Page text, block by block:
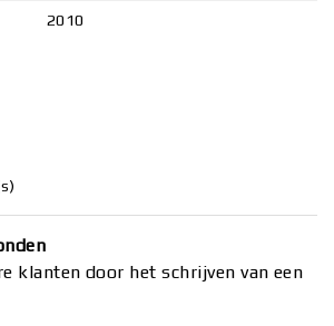
2010
klanten door het schrijven van een